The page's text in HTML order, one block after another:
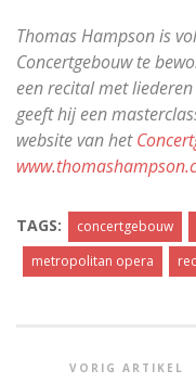
Thomas Hampson is
Concertgebouw te
een recital met
geeft hij een
website van het
TAGS: concertgebouw
metropolitan opera
VORIG ARTIKEL